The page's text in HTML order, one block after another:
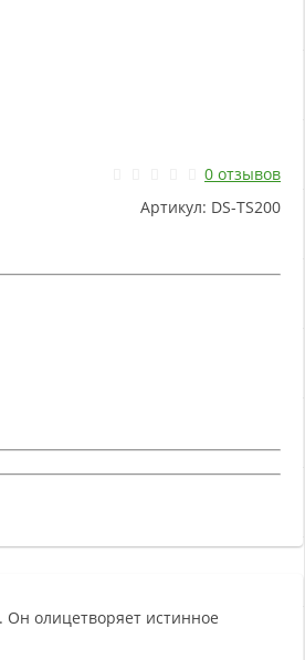
0 отзывов
Артикул: DS-TS200
Он олицетворяет истинное